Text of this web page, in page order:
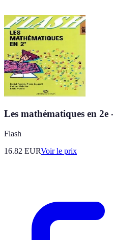
Les mathématiques en 2e
Flash
16.82 EURVoir le prix